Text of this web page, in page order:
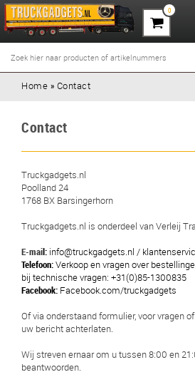
0
Home » Contact
Contact
Truckgadgets.nl
Poolland 24
1768 BX Barsingerhorn
Truckgadgets.nl is onderdeel van Verleij
E-mail: info@truckgadgets.nl /
Telefoon:Verkoop en vragen over
bij technische vragen: +31(0)85-1300835
Facebook: Facebook.com/truckgadgets
Of via onderstaand formulier, voor vragen
uw bericht achterlaten.
Wij streven ernaar om u tussen 8:00 en
beantwoorden.